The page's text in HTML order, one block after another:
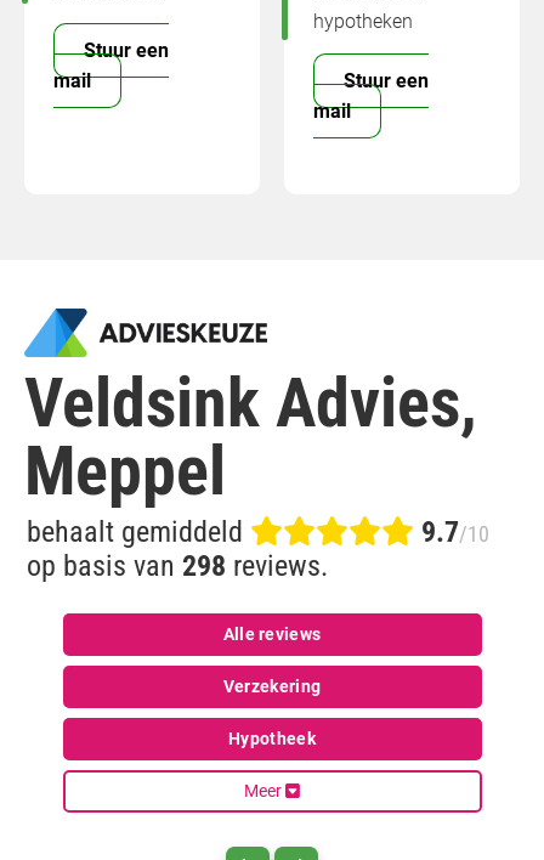
Stuur een
mail
hypotheken
Stuur een
mail
Veldsink Advies,
Meppel
behaalt gemiddeld 9.7/10
op basis van 298 reviews.
Alle reviews
Verzekering
Hypotheek
Meer